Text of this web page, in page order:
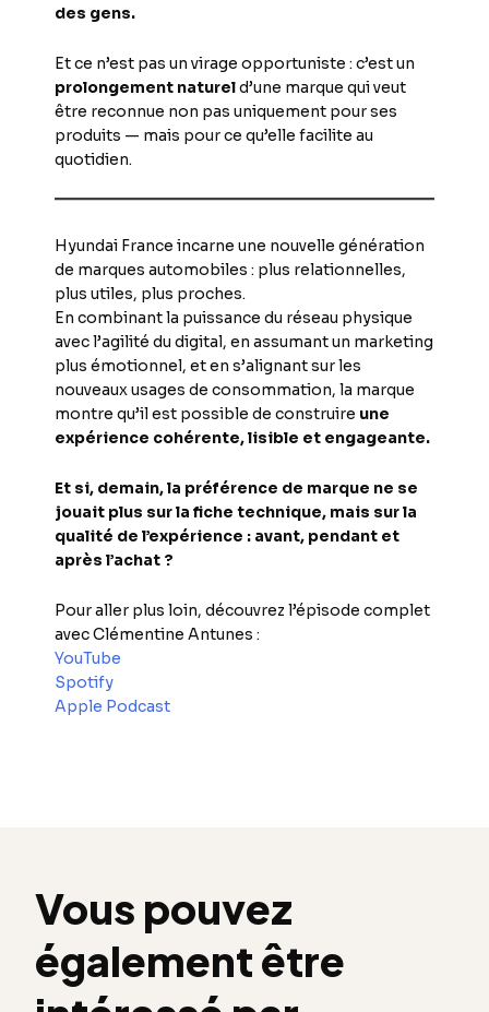
des gens.
Et ce n’est pas un virage opportuniste : c’est un
prolongement natureld’une marque qui veut
être reconnue non pas uniquement pour ses
produits — mais pour ce qu’elle facilite au
quotidien.
Hyundai France incarne une nouvelle génération
de marques automobiles : plus relationnelles,
plus utiles, plus proches.
En combinant la puissance du réseau physique
avec l’agilité du digital, en assumant un marketing
plus émotionnel, et en s’alignant sur les
nouveaux usages de consommation, la marque
montre qu’il est possible de construire une
expérience cohérente, lisible et engageante.
Et si, demain, la préférence de marque ne se
jouait plus sur la fiche technique, mais sur la
qualité de l’expérience : avant, pendant et
après l’achat ?
Pour aller plus loin, découvrez l’épisode complet
avecClémentine Antunes :
YouTube
Spotify
Apple Podcast
Vous pouvez
également être